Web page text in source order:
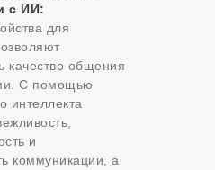
с ИИ:
для
качество общения
С помощью
интеллекта
и
коммуникации, а